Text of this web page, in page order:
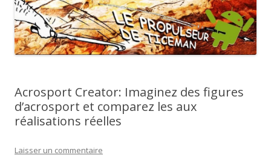
Acrosport Creator: Imaginez des figures
d’acrosport et comparez les aux
réalisations réelles
Laisser un commentaire